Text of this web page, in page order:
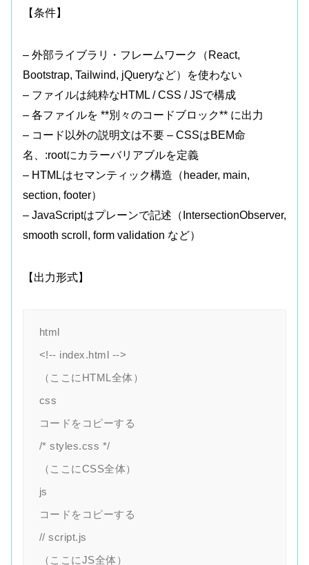
【条件】
– 外部ライブラリ・フレームワーク（React,
Bootstrap, Tailwind, jQueryなど）を使わない
– ファイルは純粋なHTML / CSS / JSで構成
– 各ファイルを **別々のコードブロック** に出力
– コード以外の説明文は不要 – CSSはBEM命
名、:rootにカラーバリアブルを定義
– HTMLはセマンティック構造（header, main,
section, footer）
– JavaScriptはプレーンで記述（IntersectionObserver,
smooth scroll, form validation など）
【出力形式】
html
<!-- index.html -->
（ここにHTML全体）
css
コードをコピーする
/* styles.css */
（ここにCSS全体）
js
コードをコピーする
// script.js
（ここにJS全体）